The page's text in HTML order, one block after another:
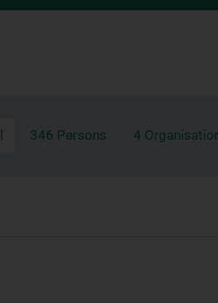
346 Persons 4